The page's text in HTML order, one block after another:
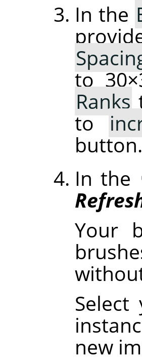
In the
to
Ranks
to
button.
In the
Your
new